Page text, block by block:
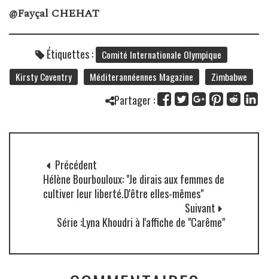
@Fayçal CHEHAT
Étiquettes :
Comité Internationale Olympique
Kirsty Coventry
Méditerannéennes Magazine Zimbabwe
Partager :
Précédent
Hélène Bourbouloux: "Je dirais aux femmes de
cultiver leur liberté.D'être elles-mêmes"
Suivant
Série :Lyna Khoudri à l'affiche de "Carême"